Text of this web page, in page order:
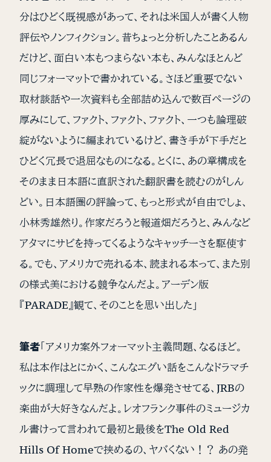
分はひどく既視感があって、それは米国人が書く人物
評伝やノンフィクション。昔ちょっと分析したことあるん
だけど、面白い本もつまらない本も、みんなほとんど
同じフォーマットで書かれている。さほど重要でない
取材談話や一次資料も全部詰め込んで数百ページの
厚みにして、ファクト、ファクト、ファクト、一つも論理破
綻がないように編まれているけど、書き手が下手だと
ひどく冗長で退屈なものになる。とくに、あの章構成を
そのまま日本語に直訳された翻訳書を読むのがしん
どい。日本語圏の評論って、もっと形式が自由でしょ、
小林秀雄然り。作家だろうと報道畑だろうと、みんなど
アタマにサビを持ってくるようなキャッチーさを駆使す
る。でも、アメリカで売れる本、読まれる本って、また別
の様式美における競争なんだよ。アーデン版
『PARADE』観て、そのことを思い出した」
筆者「アメリカ案外フォーマット主義問題、なるほど。
私は本作はとにかく、こんなエグい話をこんなドラマチ
ックに調理して早熟の作家性を爆発させてる、JRBの
楽曲が大好きなんだよ。レオフランク事件のミュージカ
ル書けって言われて最初と最後をThe Old Red
Hills Of Homeで挟めるの、ヤバくない！？ あの発